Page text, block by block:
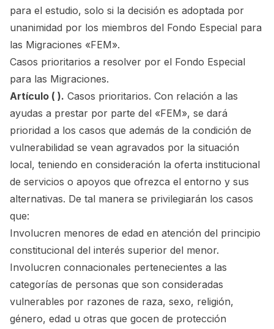
para el estudio, solo si la decisión es adoptada por
unanimidad por los miembros del Fondo Especial para
las Migraciones «FEM».
Casos prioritarios a resolver por el Fondo Especial
para las Migraciones.
Artículo ( ). Casos prioritarios. Con relación a las
ayudas a prestar por parte del «FEM», se dará
prioridad a los casos que además de la condición de
vulnerabilidad se vean agravados por la situación
local, teniendo en consideración la oferta institucional
de servicios o apoyos que ofrezca el entorno y sus
alternativas. De tal manera se privilegiarán los casos
que:
Involucren menores de edad en atención del principio
constitucional del interés superior del menor.
Involucren connacionales pertenecientes a las
categorías de personas que son consideradas
vulnerables por razones de raza, sexo, religión,
género, edad u otras que gocen de protección